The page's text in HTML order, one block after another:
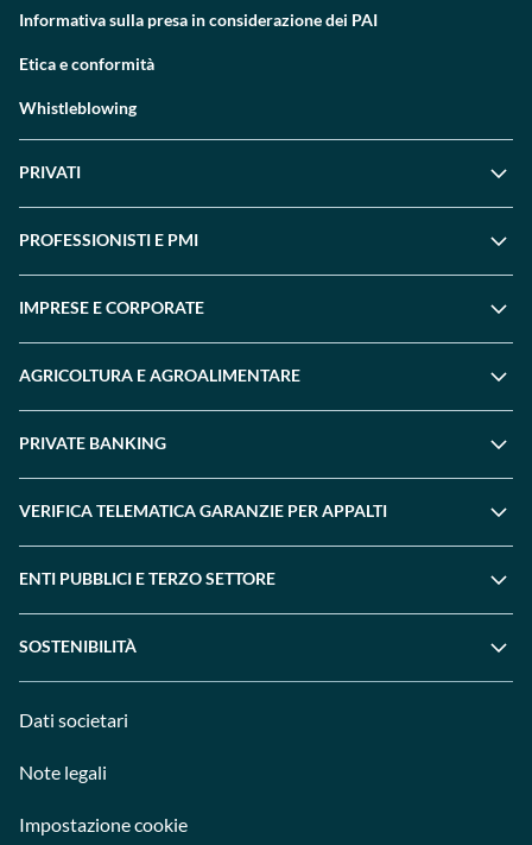
Informativa sulla presa in considerazione dei PAI
Etica e conformità
Whistleblowing
PRIVATI
PROFESSIONISTI E PMI
IMPRESE E CORPORATE
AGRICOLTURA E AGROALIMENTARE
PRIVATE BANKING
VERIFICA TELEMATICA GARANZIE PER APPALTI
ENTI PUBBLICI E TERZO SETTORE
SOSTENIBILITÀ
Dati societari
Note legali
Impostazione cookie